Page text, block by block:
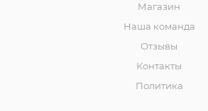
Магазин
Наша команда
Отзывы
Контакты
Политика